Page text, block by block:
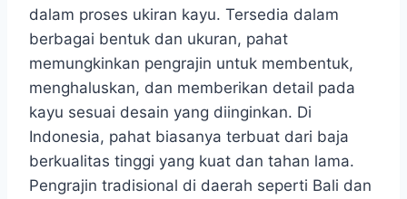
dalam proses ukiran kayu. Tersedia dalam
berbagai bentuk dan ukuran, pahat
memungkinkan pengrajin untuk membentuk,
menghaluskan, dan memberikan detail pada
kayu sesuai desain yang diinginkan. Di
Indonesia, pahat biasanya terbuat dari baja
berkualitas tinggi yang kuat dan tahan lama.
Pengrajin tradisional di daerah seperti Bali dan